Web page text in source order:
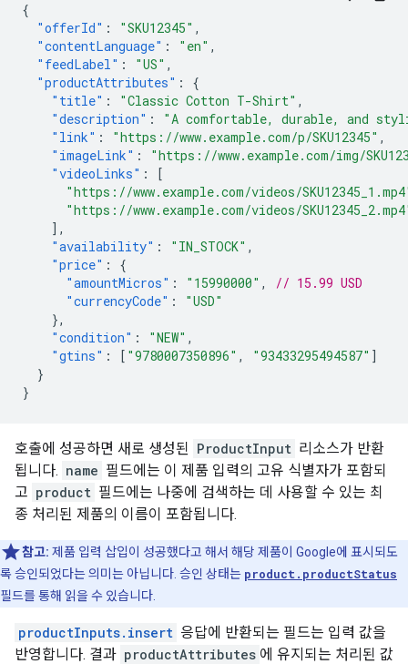
{
"offerId" : "SKU12345" ,
"contentLanguage" : "en" ,
"feedLabel" : "US" ,
"productAttributes" :
{
"title" : "Classic Cotton T-Shirt" ,
"description" :
"A comfortable, durable, and
"link" : "https://www.example.com/p/SKU12345" ,
"imageLink" :
"https://www.example.com/img/
"videoLinks" :
[
"https://www.example.com/videos/
"https://www.example.com/videos/
],
"availability" : "IN_STOCK" ,
"price" :
{
"amountMicros" : "15990000" ,
// 15.99 USD
"currencyCode" :
"USD"
},
"condition" : "NEW" ,
"gtins" : [ "9780007350896" , "93433295494587" ]
}
}
호출에 성공하면 새로 생성된 ProductInput 리소스가 반환
됩니다. name 필드에는 이 제품 입력의 고유 식별자가 포함되
고 product 필드에는 나중에 검색하는 데 사용할 수 있는 최
종 처리된 제품의 이름이 포함됩니다.
참고: 제품 입력 삽입이 성공했다고 해서 해당 제품이 Google에 표시되도
록 승인되었다는 의미는 아닙니다. 승인 상태는 product.productStatus
필드를 통해 읽을 수 있습니다.
productInputs.insert 응답에 반환되는 필드는 입력 값을
반영합니다. 결과 productAttributes 에 유지되는 처리된 값